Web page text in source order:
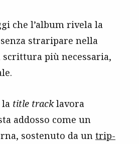
che l’album rivela la
straripare nella
più necessaria,
la title tracklavora
addosso come un
sostenuto da un trip-